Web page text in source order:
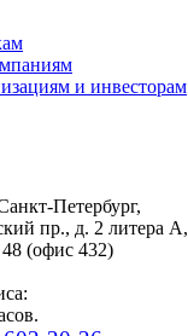
и инвесторам
Петербург,
пр., д. 2 литера А,
(офис 432)